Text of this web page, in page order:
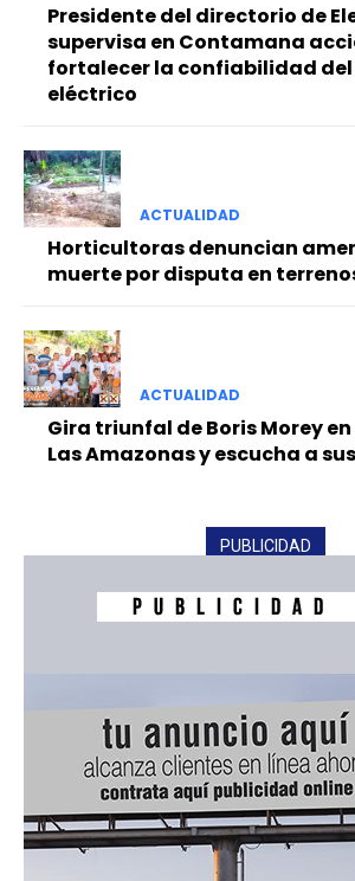
Presidente del directorio de
supervisa en Contamana
fortalecer la confiabilidad del
eléctrico
ACTUALIDAD
Horticultoras denuncian
muerte por disputa en
ACTUALIDAD
Gira triunfal de Boris Morey
Las Amazonas y escucha a
PUBLICIDAD